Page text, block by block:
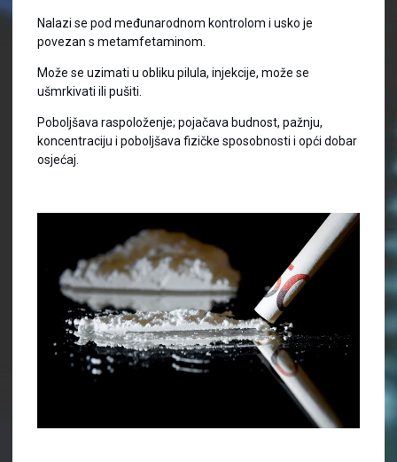
Nalazi se pod međunarodnom kontrolom i usko je
povezan s metamfetaminom.
Može se uzimati u obliku pilula, injekcije, može se
ušmrkivati ili pušiti.
Poboljšava raspoloženje; pojačava budnost, pažnju,
koncentraciju i poboljšava fizičke sposobnosti i opći dobar
osjećaj.